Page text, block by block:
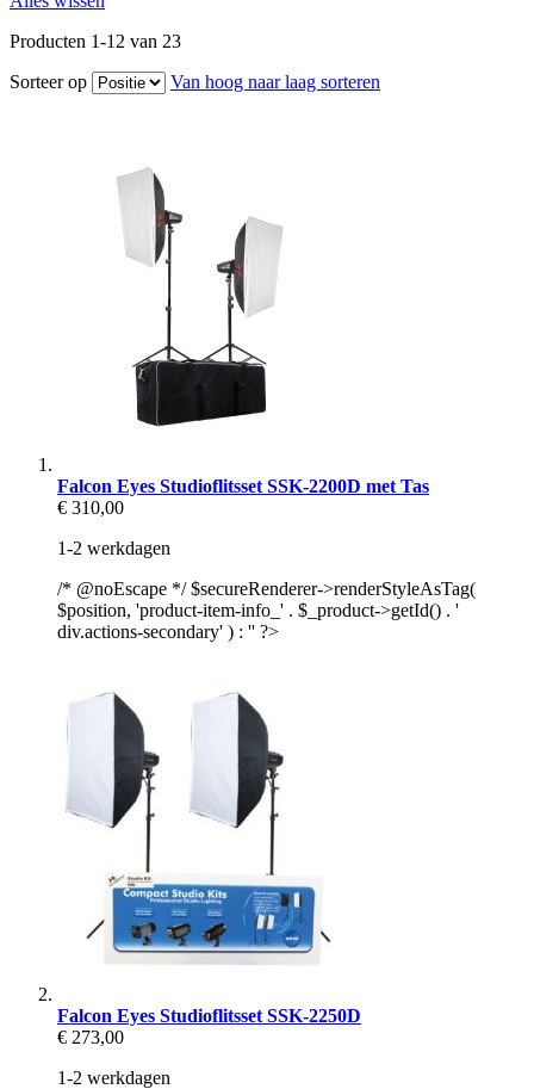
Producten 1-12 van 23
Sorteer op
Van hoog naar laag sorteren
Falcon Eyes Studioflitsset SSK-2200D met Tas
€ 310,00
1-2 werkdagen
/* @noEscape */ $secureRenderer->renderStyleAsTag(
$position, 'product-item-info_' . $_product->getId() . '
div.actions-secondary' ) : '' ?>
Falcon Eyes Studioflitsset SSK-2250D
€ 273,00
1-2 werkdagen